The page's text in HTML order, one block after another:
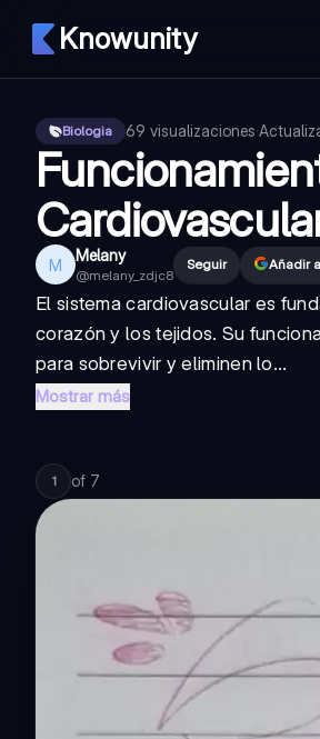
Knowunity
Biologia 69 visualizaciones·
M Melany
@melany_zdjc8
Seguir Añadir
El sistema cardiovascular es
corazón y los tejidos. Su
para sobrevivir y eliminen lo...
Mostrar más
1 of 7